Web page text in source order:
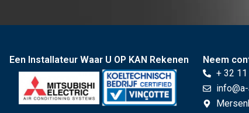
Een Installateur Waar U OP KAN Rekenen
Neem
+ 32